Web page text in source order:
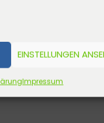
EINSTELLUNGEN
Impressum